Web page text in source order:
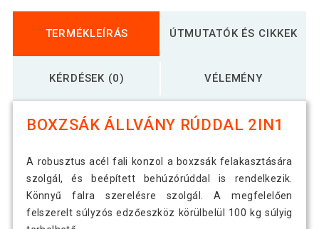
TERMÉKLEÍRÁS ÚTMUTATÓK ÉS CIKKEK
KÉRDÉSEK (0) VÉLEMÉNY
BOXZSÁK ÁLLVÁNY RÚDDAL 2IN1
A robusztus acél fali konzol a boxzsák felakasztására
szolgál, és beépített behúzórúddal is rendelkezik.
Könnyű falra szerelésre szolgál. A megfelelően
felszerelt súlyzós edzőeszköz körülbelül 100 kg súlyig